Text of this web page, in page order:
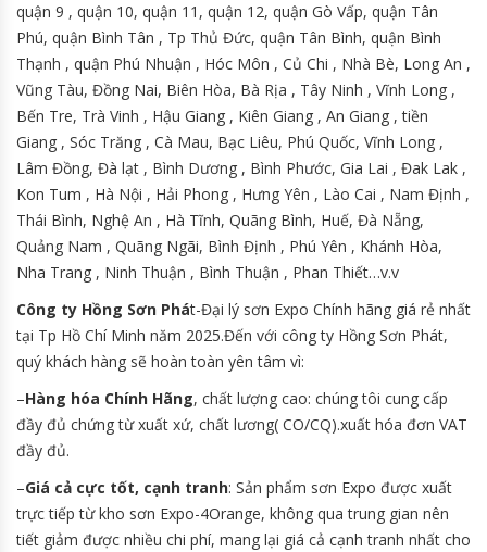
quận 9 , quận 10, quận 11, quận 12, quận Gò Vấp, quận Tân
Phú, quận Bình Tân , Tp Thủ Đức, quận Tân Bình, quận Bình
Thạnh , quận Phú Nhuận , Hóc Môn , Củ Chi , Nhà Bè, Long An ,
Vũng Tàu, Đồng Nai, Biên Hòa, Bà Rịa , Tây Ninh , Vĩnh Long ,
Bến Tre, Trà Vinh , Hậu Giang , Kiên Giang , An Giang , tiền
Giang , Sóc Trăng , Cà Mau, Bạc Liêu, Phú Quốc, Vĩnh Long ,
Lâm Đồng, Đà lạt , Bình Dương , Bình Phước, Gia Lai , Đak Lak ,
Kon Tum , Hà Nội , Hải Phong , Hưng Yên , Lào Cai , Nam Định ,
Thái Bình, Nghệ An , Hà Tĩnh, Quãng Bình, Huế, Đà Nẵng,
Quảng Nam , Quãng Ngãi, Bình Định , Phú Yên , Khánh Hòa,
Nha Trang , Ninh Thuận , Bình Thuận , Phan Thiết…v.v
Công ty Hồng Sơn Phát-Đại lý sơn Expo Chính hãng giá rẻ nhất
tại Tp Hồ Chí Minh năm 2025.Đến với công ty Hồng Sơn Phát,
quý khách hàng sẽ hoàn toàn yên tâm vì:
–Hàng hóa Chính Hãng, chất lượng cao: chúng tôi cung cấp
đầy đủ chứng từ xuất xứ, chất lương( CO/CQ).xuất hóa đơn VAT
đầy đủ.
–Giá cả cực tốt, cạnh tranh: Sản phẩm sơn Expo được xuất
trực tiếp từ kho sơn Expo-4Orange, không qua trung gian nên
tiết giảm được nhiều chi phí, mang lại giá cả cạnh tranh nhất cho